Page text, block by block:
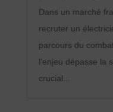
Dans un marché
recruter un
parcours du
l'enjeu dépasse la
crucial...